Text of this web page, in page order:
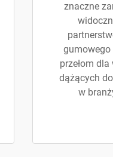
znaczne
gumowego
przełom dla
dążących
w